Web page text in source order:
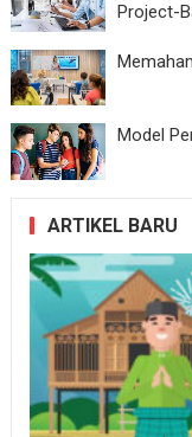
Project-
Model
ARTIKEL BARU